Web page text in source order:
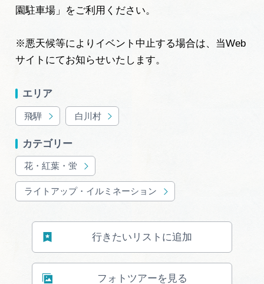
園駐車場」をご利用ください。
※悪天候等によりイベント中止する場合は、当Web
サイトにてお知らせいたします。
エリア
飛騨 白川村
カテゴリー
花・紅葉・蛍
ライトアップ・イルミネーション
行きたいリストに追加
フォトツアーを見る